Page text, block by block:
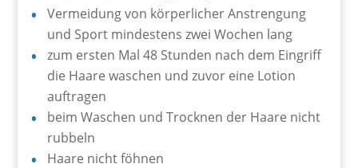
Vermeidung von körperlicher Anstrengung
und Sport mindestens zwei Wochen lang
zum ersten Mal 48 Stunden nach dem Eingriff
die Haare waschen und zuvor eine Lotion
auftragen
beim Waschen und Trocknen der Haare nicht
rubbeln
Haare nicht föhnen